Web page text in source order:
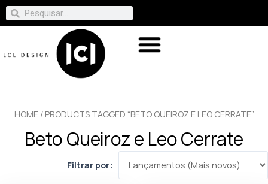
HOME/ PRODUCTS TAGGED “BETO QUEIROZ E LEO CERRATE”
Beto Queiroz e Leo Cerrate
Filtrar por: